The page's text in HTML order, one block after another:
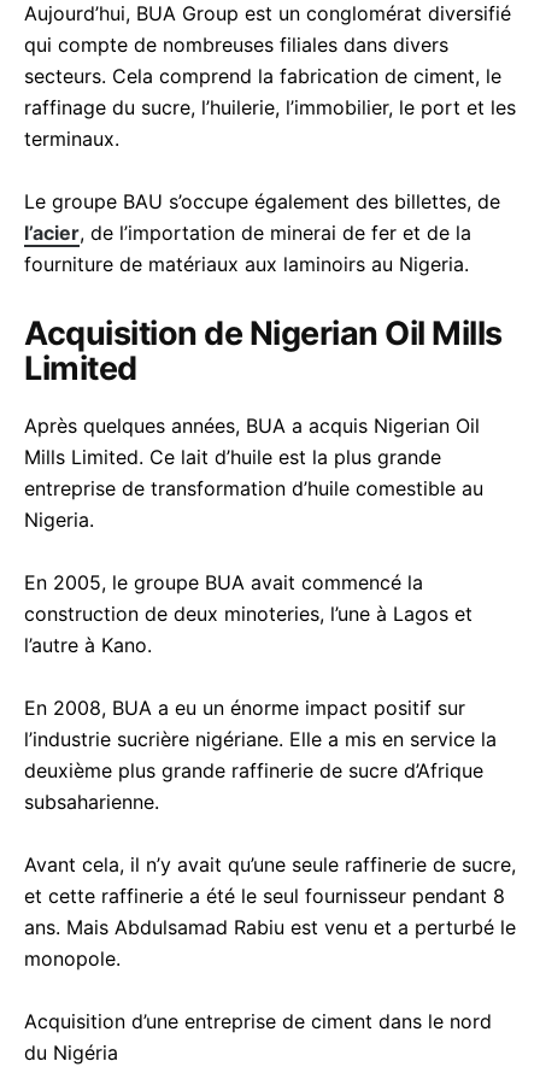
Aujourd’hui, BUA Group est un conglomérat diversifié
qui compte de nombreuses filiales dans divers
secteurs. Cela comprend la fabrication de ciment, le
raffinage du sucre, l’huilerie, l’immobilier, le port et les
terminaux.
Le groupe BAU s’occupe également des billettes, de
l’acier, de l’importation de minerai de fer et de la
fourniture de matériaux aux laminoirs au Nigeria.
Acquisition de Nigerian Oil Mills
Limited
Après quelques années, BUA a acquis Nigerian Oil
Mills Limited. Ce lait d’huile est la plus grande
entreprise de transformation d’huile comestible au
Nigeria.
En 2005, le groupe BUA avait commencé la
construction de deux minoteries, l’une à Lagos et
l’autre à Kano.
En 2008, BUA a eu un énorme impact positif sur
l’industrie sucrière nigériane. Elle a mis en service la
deuxième plus grande raffinerie de sucre d’Afrique
subsaharienne.
Avant cela, il n’y avait qu’une seule raffinerie de sucre,
et cette raffinerie a été le seul fournisseur pendant 8
ans. Mais Abdulsamad Rabiu est venu et a perturbé le
monopole.
Acquisition d’une entreprise de ciment dans le nord
du Nigéria